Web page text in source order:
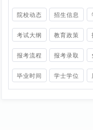
院校动态 招生信息
考试大纲 教育政策
报考流程 报考录取
毕业时间 学士学位